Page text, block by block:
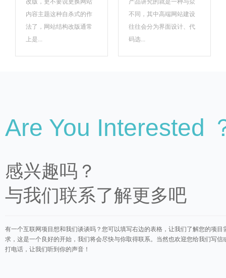
改版，更不要说更换网站
内容主题这种自杀式的作
法了，网站结构改版通常
上是...
产品讲究的就是一种与众
不同，其中高端网站建设
往往会分为界面设计、代
码选...
Are You Interested
感兴趣吗？
与我们联系了解更多吧
有一个互联网项目想和我们谈谈吗？您可以填写右边的表格，让我们了解您的项目
求，这是一个良好的开始，我们将会尽快与你取得联系。当然也欢迎您给我们写信
打电话，让我们听到你的声音！